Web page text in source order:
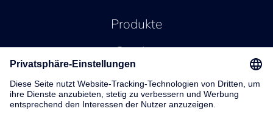
Produkte
Service
Kontakt
Über uns